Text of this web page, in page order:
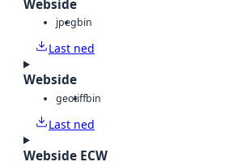
Webside
jpegbin
Last ned
Webside
geotiffbin
Last ned
Webside ECW